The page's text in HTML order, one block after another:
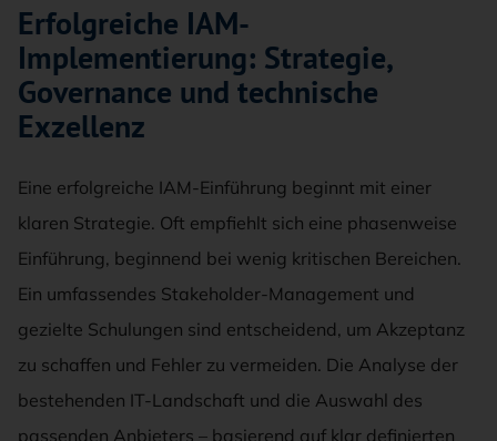
Erfolgreiche IAM-
Implementierung: Strategie,
Governance und technische
Exzellenz
Eine erfolgreiche IAM-Einführung beginnt mit einer
klaren Strategie. Oft empfiehlt sich eine phasenweise
Einführung, beginnend bei wenig kritischen Bereichen.
Ein umfassendes Stakeholder-Management und
gezielte Schulungen sind entscheidend, um Akzeptanz
zu schaffen und Fehler zu vermeiden. Die Analyse der
bestehenden IT-Landschaft und die Auswahl des
passenden Anbieters – basierend auf klar definierten